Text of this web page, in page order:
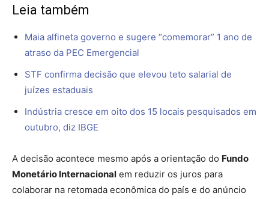
Leia também
Maia alfineta governo e sugere “comemorar” 1 ano de
atraso da PEC Emergencial
STF confirma decisão que elevou teto salarial de
juízes estaduais
Indústria cresce em oito dos 15 locais pesquisados em
outubro, diz IBGE
A decisão acontece mesmo após a orientação do Fundo
Monetário Internacional em reduzir os juros para
colaborar na retomada econômica do país e do anúncio